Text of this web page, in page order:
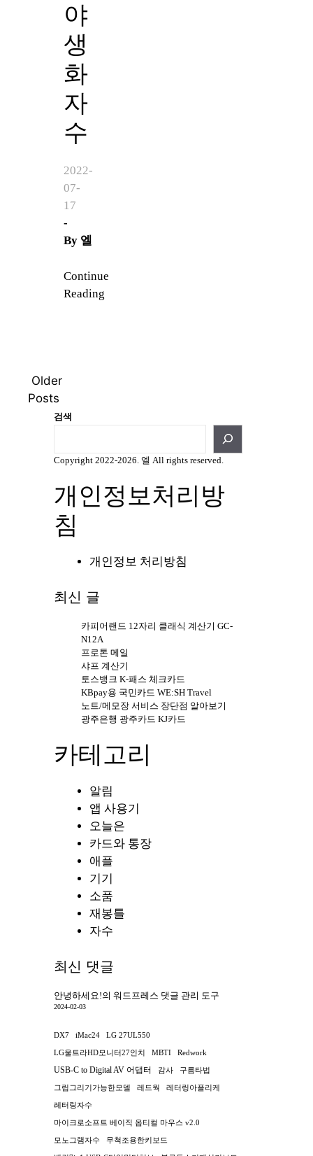
야
생
화
자
수
2022-
07-
17
-
By 엘
Continue
Reading
Older
Posts
검색
Copyright 2022-2026. 엘 All rights reserved.
개인정보처리방
침
개인정보 처리방침
최신 글
카피어랜드 12자리 클래식 계산기 GC-
N12A
프로톤 메일
샤프 계산기
토스뱅크 K-패스 체크카드
KBpay용 국민카드 WE:SH Travel
노트/메모장 서비스 장단점 알아보기
광주은행 광주카드 KJ카드
카테고리
알림
앱 사용기
오늘은
카드와 통장
애플
기기
소품
재봉틀
자수
최신 댓글
안녕하세요!의 워드프레스 댓글 관리 도구
2024-02-03
DX7 iMac24 LG 27UL550
LG울트라HD모니터27인치 MBTI Redwork
USB-C to Digital AV 어댑터 감사 구름타법
그림그리기가능한모델 레드웍 레터링아플리케
레터링자수
마이크로소프트 베이직 옵티컬 마우스 v2.0
모노그램자수 무척조용한키보드